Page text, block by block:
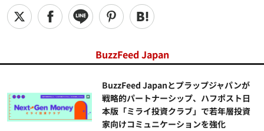
BuzzFeed Japan
BuzzFeed Japanとプラップジャパンが
戦略的パートナーシップ、ハフポスト日
本版「ミライ投資クラブ」で若年層投資
家向けコミュニケーションを強化